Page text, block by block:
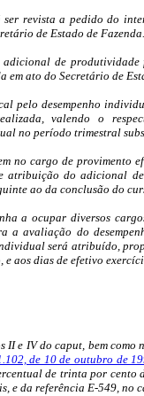
revista a pedido do
de Estado de
de produtividade
ato do Secretário de
pelo desempenho
valendo o
no período trimestral
no cargo de provimento
do adicional
ao da conclusão do
a ocupar diversos
a avaliação do
será atribuído,
aos dias de efetivo
II e IV do caput, bem
de 10 de outubro de
de trinta por cento
e da referência E-549, no